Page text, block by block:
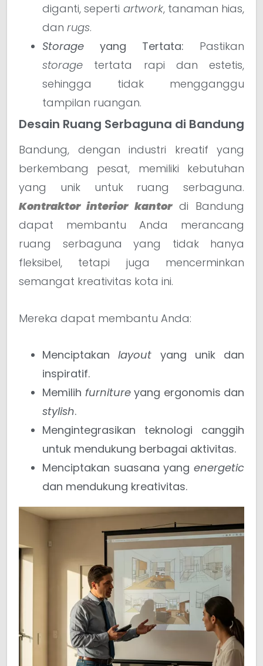
diganti, seperti artwork, tanaman hias,
dan rugs.
Storage yang Tertata: Pastikan
storage tertata rapi dan estetis,
sehingga tidak mengganggu
tampilan ruangan.
Desain Ruang Serbaguna di Bandung
Bandung, dengan industri kreatif yang
berkembang pesat, memiliki kebutuhan
yang unik untuk ruang serbaguna.
Kontraktor interior kantordi Bandung
dapat membantu Anda merancang
ruang serbaguna yang tidak hanya
fleksibel, tetapi juga mencerminkan
semangat kreativitas kota ini.
Mereka dapat membantu Anda:
Menciptakanlayout yang unik dan
inspiratif.
Memilih furnitureyang ergonomis dan
stylish.
Mengintegrasikan teknologi canggih
untuk mendukung berbagai aktivitas.
Menciptakan suasana yang energetic
dan mendukung kreativitas.